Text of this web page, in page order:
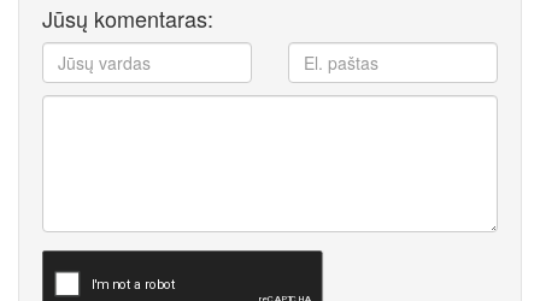
Jūsų komentaras: